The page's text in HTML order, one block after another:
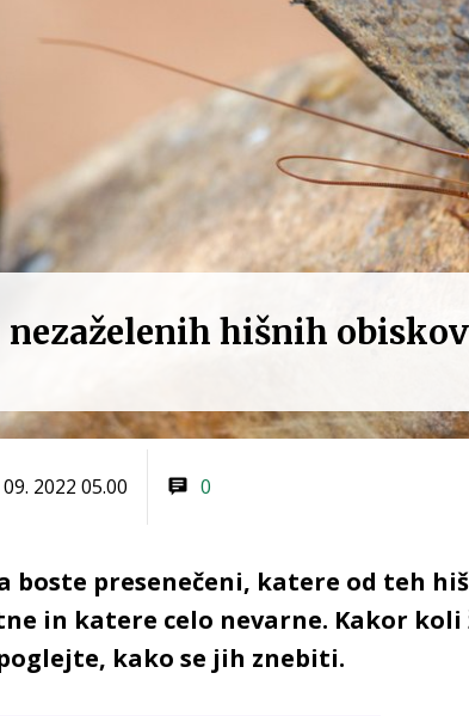
hišnih
2022 05.00 0
boste presenečeni, katere od teh
in katere celo nevarne. Kakor
kako se jih znebiti.